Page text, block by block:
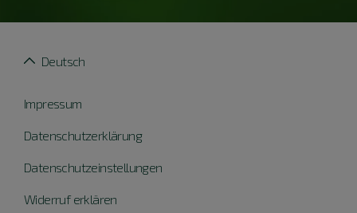
Impressum
Datenschutzerklärung
Datenschutzeinstellungen
Widerruf erklären
Deutsch